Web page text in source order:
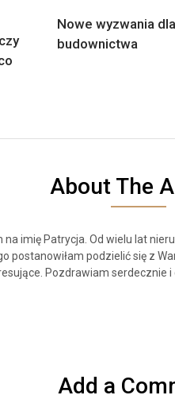
Nowe wyzwania dla
budownictwa
About The
na imię Patrycja. Od wielu lat
postanowiłam podzielić się z
Pozdrawiam serdecznie i
Add a